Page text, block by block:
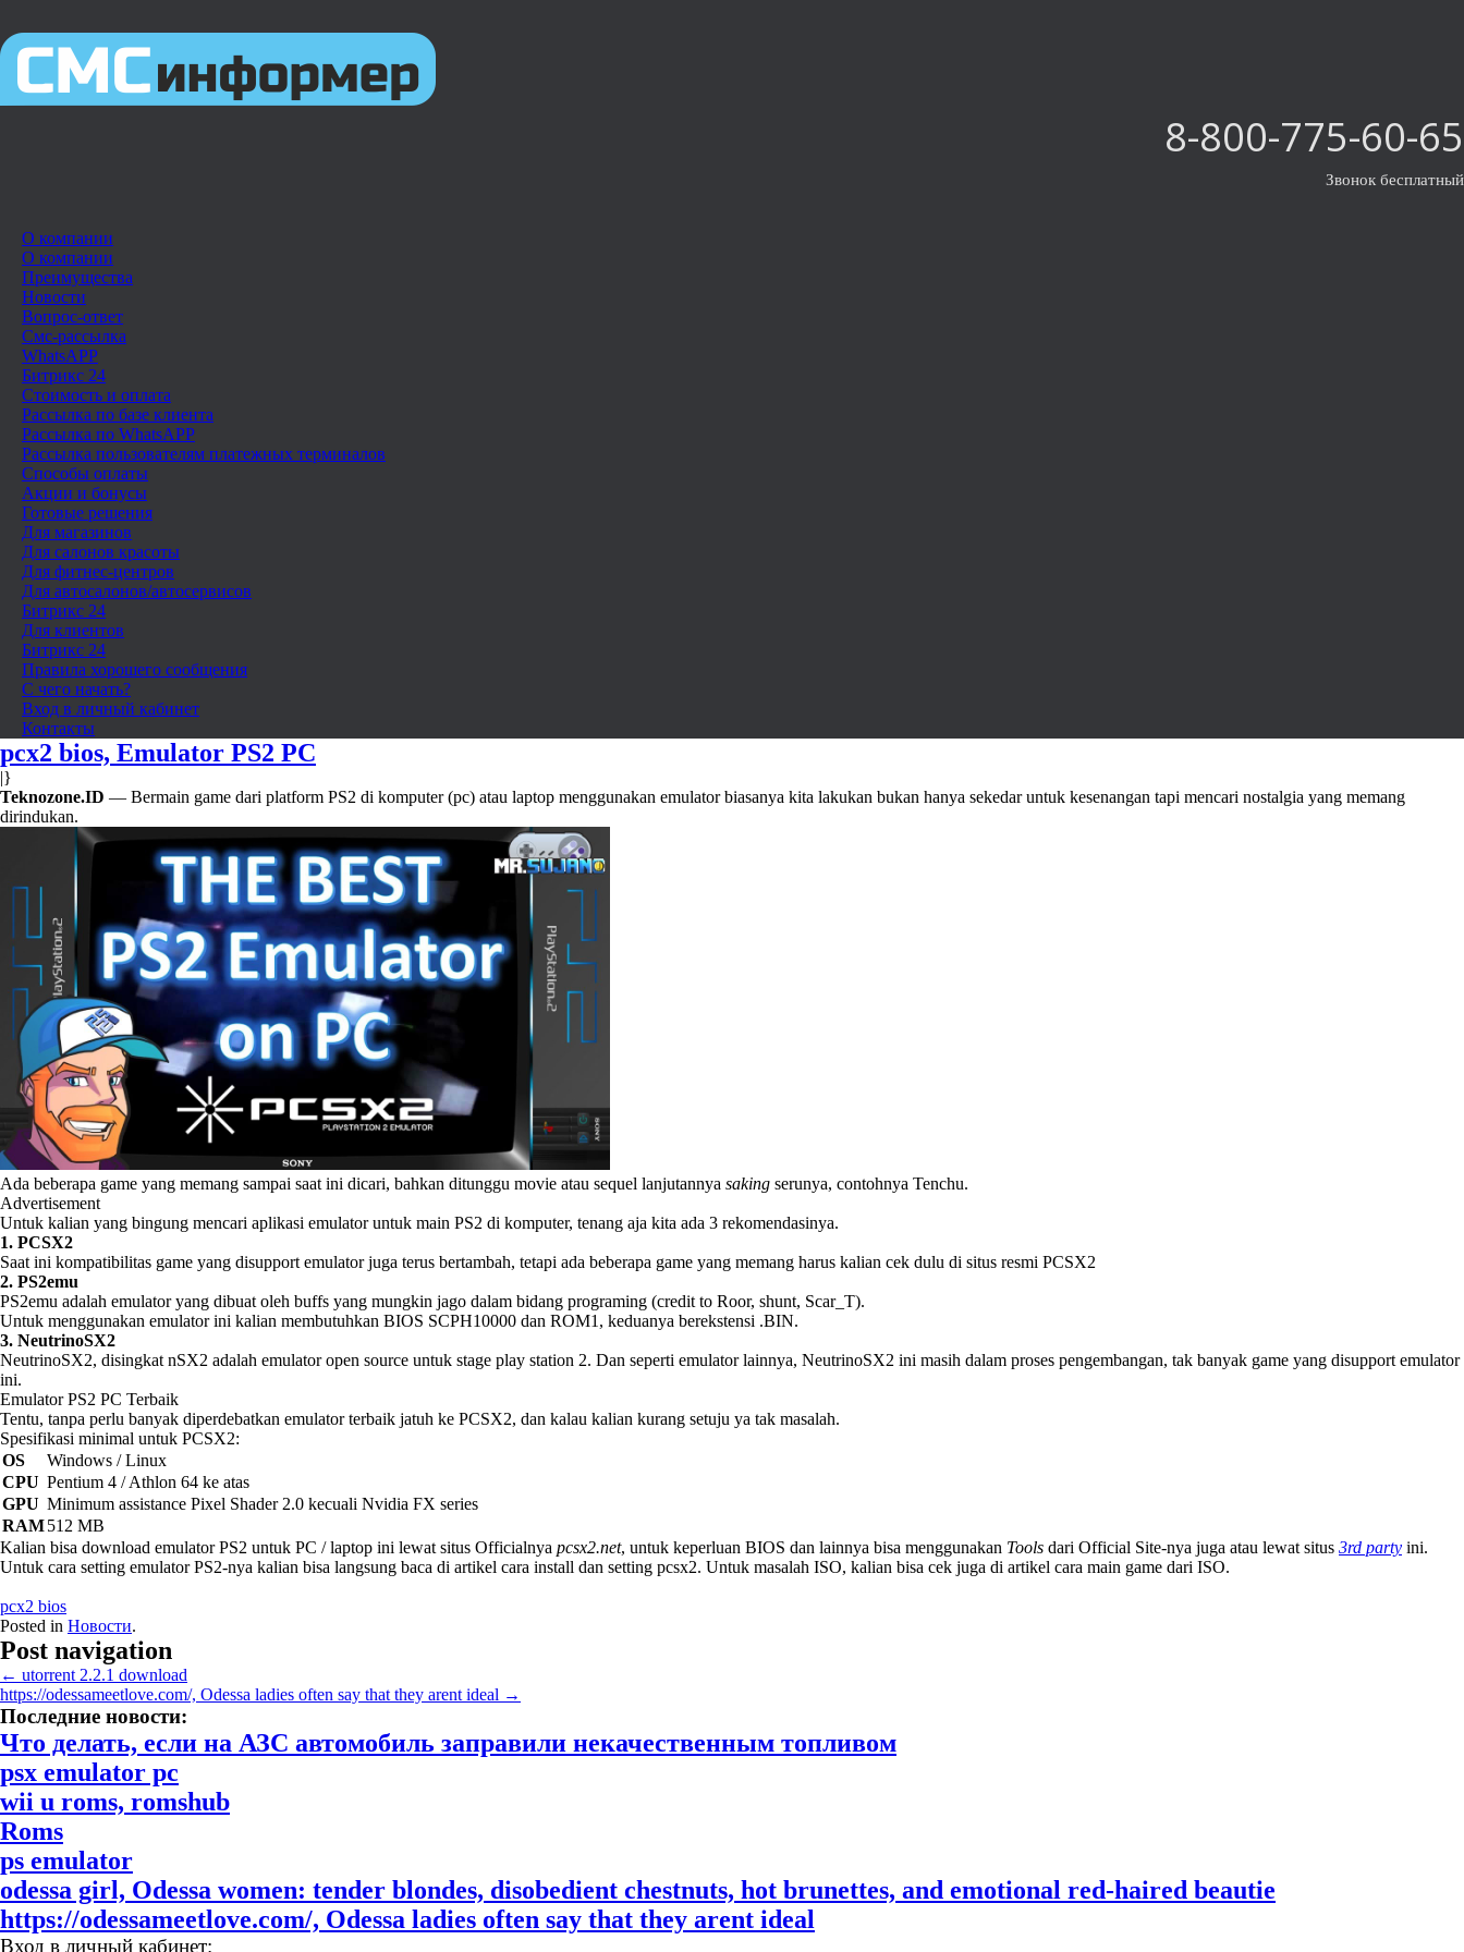
8-800-775-60-65
Звонок бесплатный
О компании
О компании
Преимущества
Новости
Вопрос-ответ
Смс-рассылка
WhatsAPP
Битрикс 24
Стоимость и оплата
Рассылка по базе клиента
Рассылка по WhatsAPP
Рассылка пользователям платежных терминалов
Способы оплаты
Акции и бонусы
Готовые решения
Для магазинов
Для салонов красоты
Для фитнес-центров
Для автосалонов/автосервисов
Битрикс 24
Для клиентов
Битрикс 24
Правила хорошего сообщения
С чего начать?
Вход в личный кабинет
Контакты
pcx2 bios, Emulator PS2 PC
|}
Teknozone.ID — Bermain game dari platform PS2 di komputer (pc) atau laptop menggunakan emulator biasanya kita lakukan bukan hanya sekedar untuk kesenangan tapi mencari nostalgia yang memang
dirindukan.
Ada beberapa game yang memang sampai saat ini dicari, bahkan ditunggu movie atau sequel lanjutannya saking serunya, contohnya Tenchu.
Advertisement
Untuk kalian yang bingung mencari aplikasi emulator untuk main PS2 di komputer, tenang aja kita ada 3 rekomendasinya.
1. PCSX2
Saat ini kompatibilitas game yang disupport emulator juga terus bertambah, tetapi ada beberapa game yang memang harus kalian cek dulu di situs resmi PCSX2
2. PS2emu
PS2emu adalah emulator yang dibuat oleh buffs yang mungkin jago dalam bidang programing (credit to Roor, shunt, Scar_T).
Untuk menggunakan emulator ini kalian membutuhkan BIOS SCPH10000 dan ROM1, keduanya berekstensi .BIN.
3. NeutrinoSX2
NeutrinoSX2, disingkat nSX2 adalah emulator open source untuk stage play station 2. Dan seperti emulator lainnya, NeutrinoSX2 ini masih dalam proses pengembangan, tak banyak game yang disupport emulator
ini.
Emulator PS2 PC Terbaik
Tentu, tanpa perlu banyak diperdebatkan emulator terbaik jatuh ke PCSX2, dan kalau kalian kurang setuju ya tak masalah.
Spesifikasi minimal untuk PCSX2:
OS
Windows / Linux
CPU Pentium 4 / Athlon 64 ke atas
GPU Minimum assistance Pixel Shader 2.0 kecuali Nvidia FX series
RAM512 MB
Kalian bisa download emulator PS2 untuk PC / laptop ini lewat situs Officialnya pcsx2.net, untuk keperluan BIOS dan lainnya bisa menggunakan Tools dari Official Site-nya juga atau lewat situs 3rd party ini.
Untuk cara setting emulator PS2-nya kalian bisa langsung baca di artikel cara install dan setting pcsx2. Untuk masalah ISO, kalian bisa cek juga di artikel cara main game dari ISO.
pcx2 bios
Posted in Новости.
Post navigation
← utorrent 2.2.1 download
https://odessameetlove.com/, Odessa ladies often say that they arent ideal →
Последние новости:
Что делать, если на АЗС автомобиль заправили некачественным топливом
psx emulator pc
wii u roms, romshub
Roms
ps emulator
odessa girl, Odessa women: tender blondes, disobedient chestnuts, hot brunettes, and emotional red-haired beautie
https://odessameetlove.com/, Odessa ladies often say that they arent ideal
Вход в личный кабинет: